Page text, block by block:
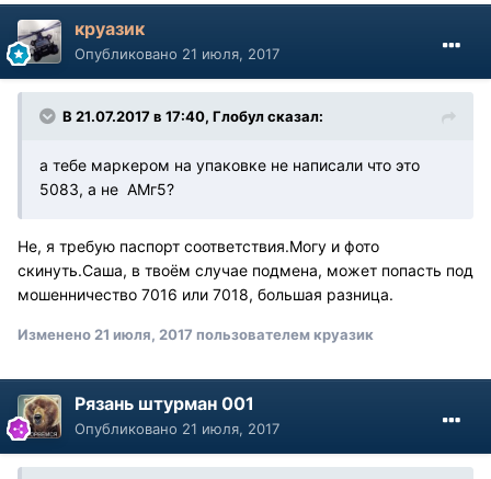
круазик
Опубликовано 21 июля, 2017
В 21.07.2017 в 17:40, Глобул сказал:
а тебе маркером на упаковке не написали что это
5083, а не АМг5?
Не, я требую паспорт соответствия.Могу и фото
скинуть.Саша, в твоём случае подмена, может попасть под
мошенничество 7016 или 7018, большая разница.
Изменено 21 июля, 2017 пользователем круазик
Рязань штурман 001
Опубликовано 21 июля, 2017